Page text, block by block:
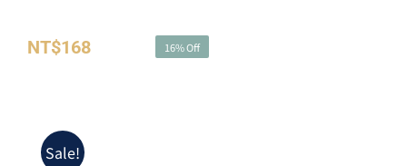
原
NT$168
目
16% Off
Sale!